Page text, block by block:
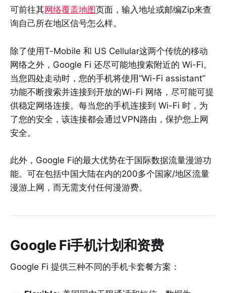
可前往其网络覆盖地图页面，输入地址或邮编Zip来查
询自己所在地区信号怎么样。
除了使用T-Mobile 和 US Cellular这两个传统的移动
网络之外，Google Fi 还尽可能地搜索附近的 Wi-Fi。
当您四处走动时，您的手机将使用”Wi-Fi assistant”
功能不断搜索并连接到开放的Wi-Fi 网络，尽可能可提
供稳定网络连接。每当您的手机连接到 Wi-Fi 时，为
了您的安全，该连接都会通过VPN路由，保护您上网
安全。
此外，Google Fi的最大优势在于国际数据流量漫游功
能。可在包括中国大陆在内的200多个国家/地区流量
漫游上网，而无需支付任何漫游费。
Google Fi手机计划和资费
Google Fi 提供三种不同的手机卡套餐方案：